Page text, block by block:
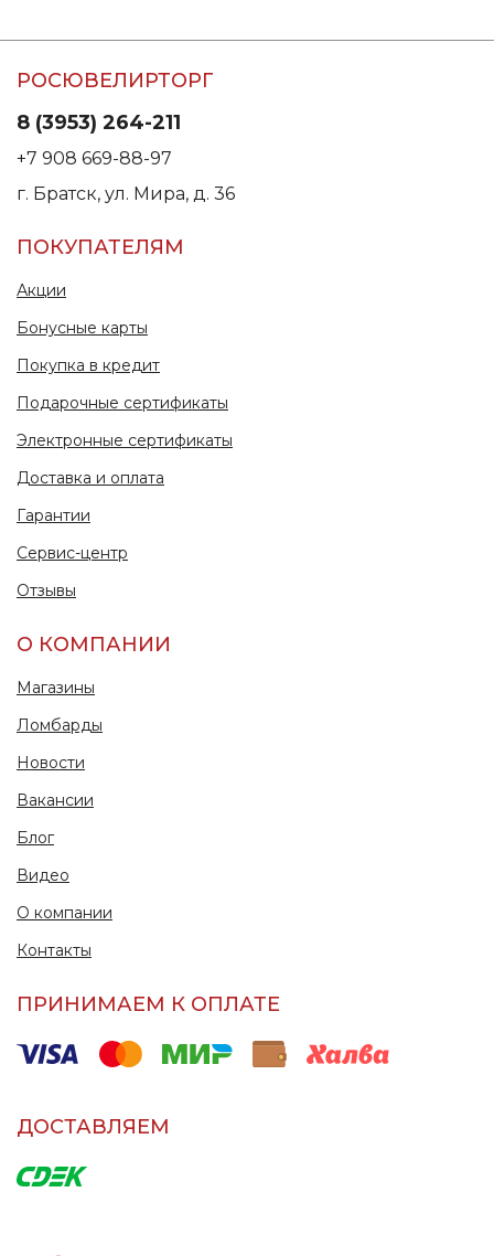
РОСЮВЕЛИРТОРГ
8 (3953) 264-211
+7 908 669-88-97
г. Братск, ул. Мира, д. 36
ПОКУПАТЕЛЯМ
Акции
Бонусные карты
Покупка в кредит
Подарочные сертификаты
Электронные сертификаты
Доставка и оплата
Гарантии
Сервис-центр
Отзывы
О КОМПАНИИ
Магазины
Ломбарды
Новости
Вакансии
Блог
Видео
О компании
Контакты
ПРИНИМАЕМ К ОПЛАТЕ
ДОСТАВЛЯЕМ